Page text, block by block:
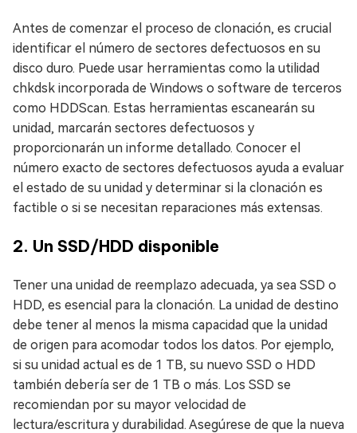
Antes de comenzar el proceso de clonación, es crucial
identificar el número de sectores defectuosos en su
disco duro. Puede usar herramientas como la utilidad
chkdsk incorporada de Windows o software de terceros
como HDDScan. Estas herramientas escanearán su
unidad, marcarán sectores defectuosos y
proporcionarán un informe detallado. Conocer el
número exacto de sectores defectuosos ayuda a evaluar
el estado de su unidad y determinar si la clonación es
factible o si se necesitan reparaciones más extensas.
2. Un SSD/HDD disponible
Tener una unidad de reemplazo adecuada, ya sea SSD o
HDD, es esencial para la clonación. La unidad de destino
debe tener al menos la misma capacidad que la unidad
de origen para acomodar todos los datos. Por ejemplo,
si su unidad actual es de 1 TB, su nuevo SSD o HDD
también debería ser de 1 TB o más. Los SSD se
recomiendan por su mayor velocidad de
lectura/escritura y durabilidad. Asegúrese de que la nueva